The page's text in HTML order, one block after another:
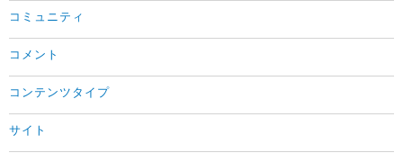
コミュニティ
コメント
コンテンツタイプ
サイト